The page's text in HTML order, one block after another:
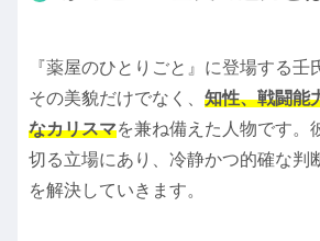
『薬屋のひとりごと』に登場する壬
その美貌だけでなく、 知性、戦闘能
なカリスマを兼ね備えた人物です。
切る立場にあり、冷静かつ的確な判
を解決していきます。